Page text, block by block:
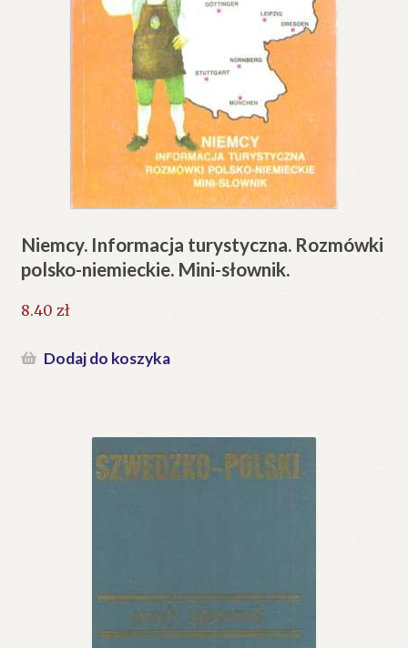
Niemcy. Informacja turystyczna. Rozmówki
polsko-niemieckie. Mini-słownik.
8.40 zł
Dodaj do koszyka